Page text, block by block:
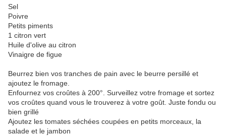
Sel
Poivre
Petits piments
1 citron vert
Huile d'olive au citron
Vinaigre de figue
Beurrez bien vos tranches de pain avec le beurre persillé et
ajoutez le fromage.
Enfournez vos croûtes à 200°. Surveillez votre fromage et sortez
vos croûtes quand vous le trouverez à votre goût. Juste fondu ou
bien grillé
Ajoutez les tomates séchées coupées en petits morceaux, la
salade et le jambon